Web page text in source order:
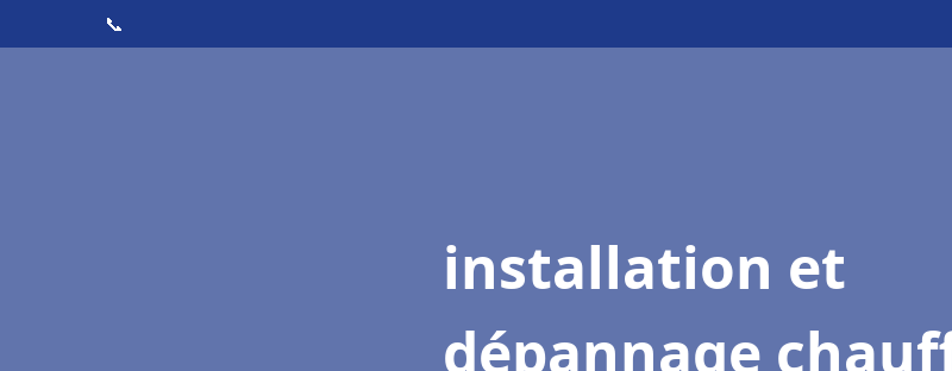
📞
installation et
dépannage